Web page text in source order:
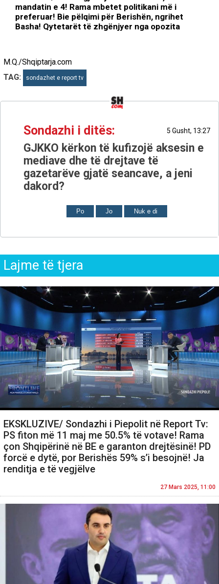
mandatin e 4! Rama mbetet politikani më i
preferuar! Bie pëlqimi për Berishën, ngrihet
Basha! Qytetarët të zhgënjyer nga opozita
M.Q./Shqiptarja.com
TAG:
sondazhet e report tv
Sondazhi i ditës: 5 Gusht, 13:27
GJKKO kërkon të kufizojë aksesin e
mediave dhe të drejtave të
gazetarëve gjatë seancave, a jeni
dakord?
Po Jo Nuk e di
Lajme të tjera
EKSKLUZIVE/ Sondazhi i Piepolit në Report Tv:
PS fiton më 11 maj me 50.5% të votave! Rama
çon Shqipërinë në BE e garanton drejtësinë! PD
forcë e dytë, por Berishës 59% s’i besojnë! Ja
renditja e të vegjëlve
27 Mars 2025, 11:00